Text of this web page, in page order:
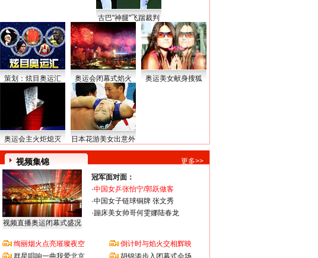
古巴"神腿"飞踹裁判
策划：炫目奥运汇 奥运会闭幕式焰火 奥运美女献身搜狐
奥运会主火炬熄灭 日本花游美女出意外
视频集锦 更多>>
视频直播奥运闭幕式盛况
冠军面对面：
·中国女乒张怡宁/郭跃做客
·中国女子链球铜牌 张文秀
·蹦床美女帅哥何雯娜陆春龙
绚丽烟火点亮璀璨夜空
群星唱响一曲我爱北京
倒计时与焰火交相辉映
胡锦涛步入闭幕式会场